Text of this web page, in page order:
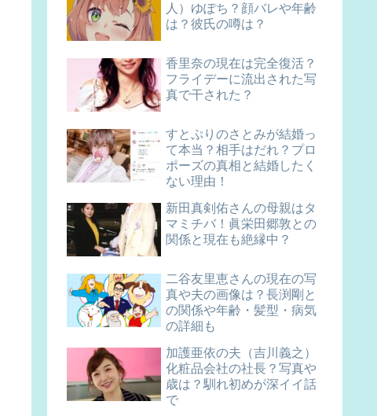
人）ゆぽち？顔バレや年齢
は？彼氏の噂は？
香里奈の現在は完全復活？
フライデーに流出された写
真で干された？
すとぷりのさとみが結婚っ
て本当？相手はだれ？プロ
ポーズの真相と結婚したく
ない理由！
新田真剣佑さんの母親はタ
マミチバ！眞栄田郷敦との
関係と現在も絶縁中？
二谷友里恵さんの現在の写
真や夫の画像は？長渕剛と
の関係や年齢・髪型・病気
の詳細も
加護亜依の夫（吉川義之）
化粧品会社の社長？写真や
歳は？馴れ初めが深イイ話
で